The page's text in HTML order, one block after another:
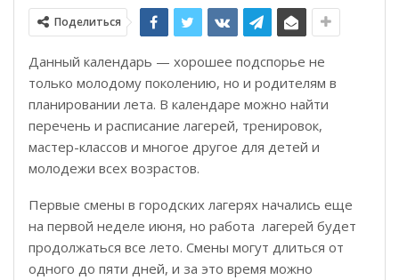
Поделиться
Данный календарь — хорошее подспорье не
только молодому поколению, но и родителям в
планировании лета. В календаре можно найти
перечень и расписание лагерей, тренировок,
мастер-классов и многое другое для детей и
молодежи всех возрастов.
Первые смены в городских лагерях начались еще
на первой неделе июня, но работа лагерей будет
продолжаться все лето. Смены могут длиться от
одного до пяти дней, и за это время можно